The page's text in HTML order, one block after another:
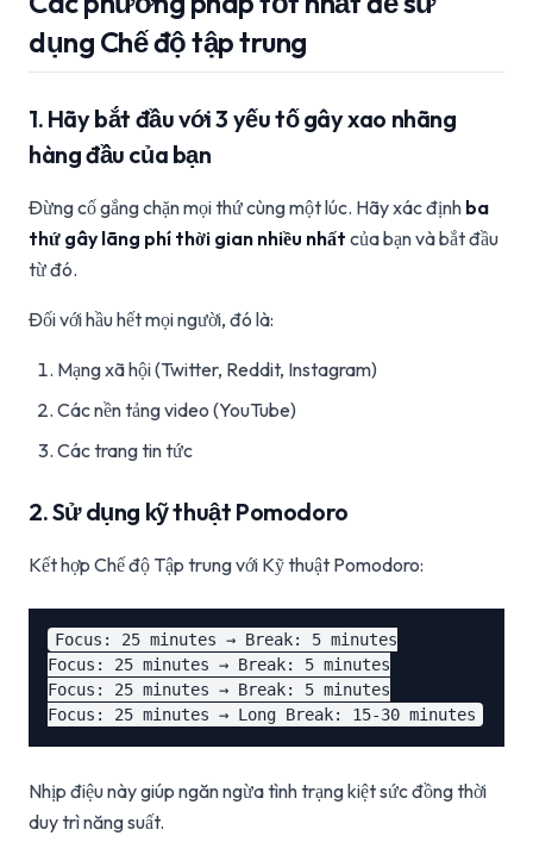
dụng Chế độ tập trung
1. Hãy bắt đầu với 3 yếu tố gây xao nhãng
hàng đầu của bạn
Đừng cố gắng chặn mọi thứ cùng một lúc. Hãy xác định ba
thứ gây lãng phí thời gian nhiều nhất của bạn và bắt đầu
từ đó.
Đối với hầu hết mọi người, đó là:
Mạng xã hội (Twitter, Reddit, Instagram)
Các nền tảng video (YouTube)
Các trang tin tức
2. Sử dụng kỹ thuật Pomodoro
Kết hợp Chế độ Tập trung với Kỹ thuật Pomodoro:
Focus: 25 minutes → Break: 5 minutes
Focus: 25 minutes → Break: 5 minutes
Focus: 25 minutes → Break: 5 minutes
Nhịp điệu này giúp ngăn ngừa tình trạng kiệt sức đồng thời
duy trì năng suất.